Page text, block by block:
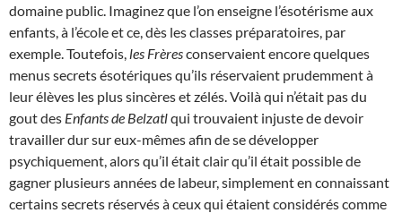
domaine public. Imaginez que l’on enseigne l’ésotérisme aux
enfants, à l’école et ce, dès les classes préparatoires, par
exemple. Toutefois, les Frèresconservaient encore quelques
menus secrets ésotériques qu’ils réservaient prudemment à
leur élèves les plus sincères et zélés. Voilà qui n’était pas du
gout des Enfants de Belzatlqui trouvaient injuste de devoir
travailler dur sur eux-mêmes afin de se développer
psychiquement, alors qu’il était clair qu’il était possible de
gagner plusieurs années de labeur, simplement en connaissant
certains secrets réservés à ceux qui étaient considérés comme